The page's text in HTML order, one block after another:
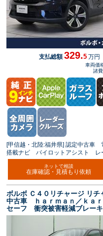
支払総額329.5 万円
車両価
諸
[甲信越・北陸:福井県] 認定中古
搭載ナビ パイロットアシスト レ
ネットで相談
在庫確認・見積もり依頼
ボルボ Ｃ４０リチャージ リ
中古車 ｈａｒｍａｎ／ｋａ
セーフ 衝突被害軽減ブレー
メラ パイロットアシスト
純正９インチナビ 禁煙車
モリー機能付きシート